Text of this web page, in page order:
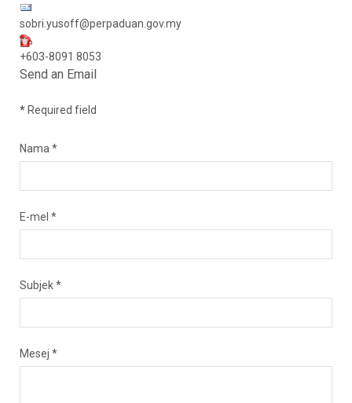
sobri.yusoff@perpaduan.gov.my
+603-8091 8053
Send an Email
* Required field
Nama *
E-mel *
Subjek*
Mesej *